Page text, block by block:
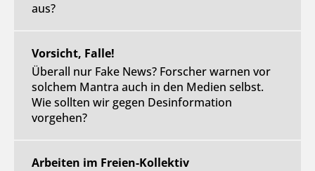
aus?
Vorsicht, Falle!
Überall nur Fake News? Forscher warnen vor
solchem Mantra auch in den Medien selbst.
Wie sollten wir gegen Desinformation
vorgehen?
Arbeiten im Freien-Kollektiv